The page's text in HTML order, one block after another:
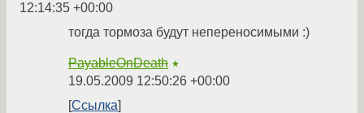
12:14:35 +00:00
тогда тормоза будут непереносимыми :)
PayableOnDeath ★
19.05.2009 12:50:26 +00:00
Ссылка